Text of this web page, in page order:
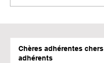
Chères adhérentes chers
adhérents